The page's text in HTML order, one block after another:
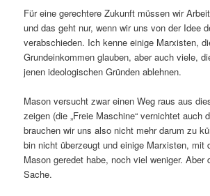
Für eine gerechtere Zukunft müssen wir
und das geht nur, wenn wir uns von der Idee
verabschieden. Ich kenne einige Marxisten,
Grundeinkommen glauben, aber auch viele,
jenen ideologischen Gründen ablehnen.
Mason versucht zwar einen Weg raus aus
zeigen (die „Freie Maschine“ vernichtet auch
brauchen wir uns also nicht mehr darum zu
bin nicht überzeugt und einige Marxisten, mit
Mason geredet habe, noch viel weniger. Aber
Sache.